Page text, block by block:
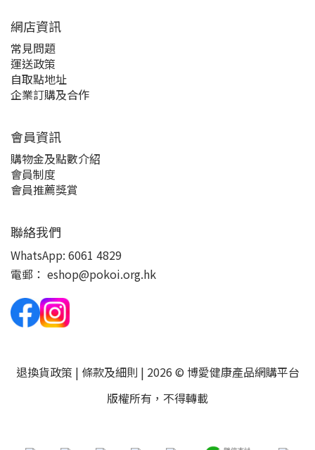
網店資訊
常見問題
運送政策
自取點地址
企業訂購及合作
會員資訊
購物金及點數介紹
會員制度
會員推薦獎賞
聯絡我們
WhatsApp: 6061 4829
電郵： eshop@pokoi.org.hk
退換貨政策 | 條款及細則 | 2026 © 博愛健康產品網購平台
版權所有，不得轉載